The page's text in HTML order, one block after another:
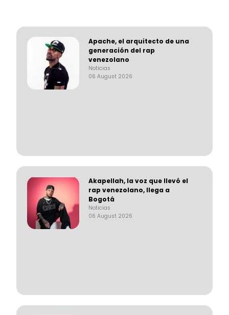
Apache, el arquitecto de una
generación del rap
venezolano
Noticias
06 August 2026
Akapellah, la voz que llevó el
rap venezolano, llega a
Bogotá
Noticias
06 August 2026